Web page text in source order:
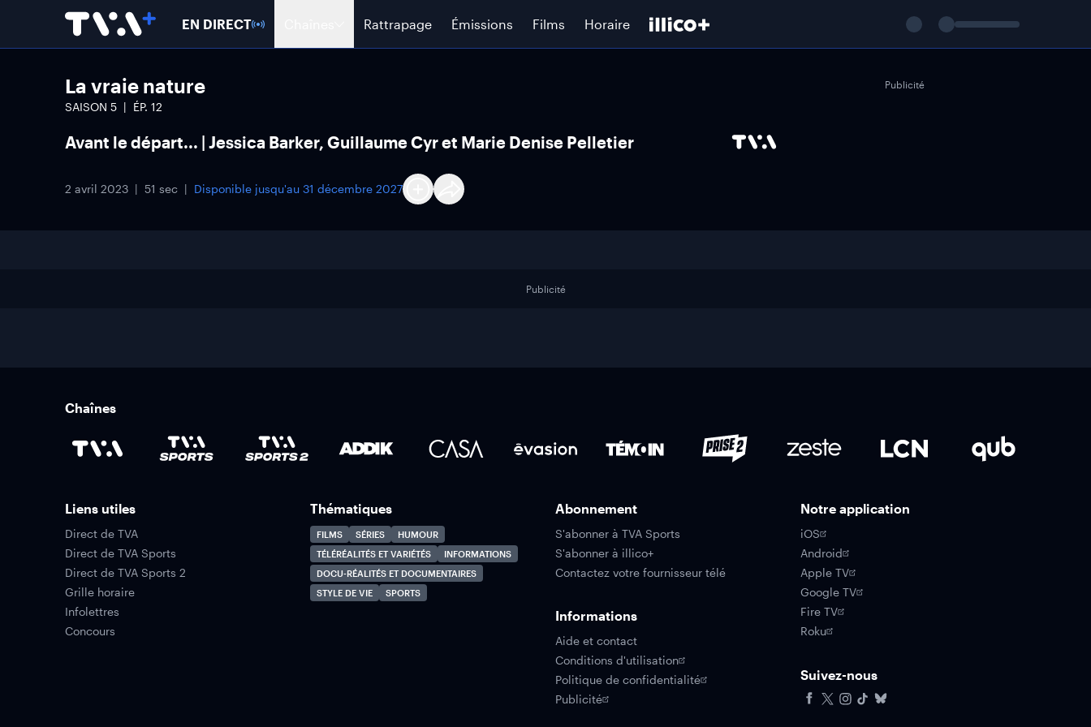
EN DIRECT Rattrapage Émissions Films Horaire
La vraie nature
SAISON 5 ÉP. 12
Avant le départ... | Jessica Barker, Guillaume Cyr et Marie Denise Pelletier
2 avril 2023 51 sec Disponible jusqu'au 31 décembre 2027
Publicité
Publicité
Chaînes
Liens utiles
Direct de TVA
Direct de TVA Sports
Direct de TVA Sports 2
Grille horaire
Infolettres
Concours
Thématiques
FILMS SÉRIES
HUMOUR
TÉLÉRÉALITÉS ET VARIÉTÉS
INFORMATIONS
DOCU-RÉALITÉS ET DOCUMENTAIRES
STYLE DE VIE
SPORTS
Abonnement
S'abonner à TVA Sports
S'abonner à illico+
Contactez votre fournisseur télé
Informations
Aide et contact
Conditions d'utilisation
Politique de confidentialité
Publicité
Notre application
iOS
Android
Apple TV
Google TV
Fire TV
Roku
Suivez-nous